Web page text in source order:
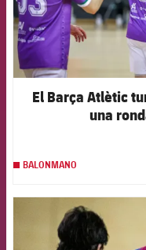
El Barça Atlètic
una
BALONMANO